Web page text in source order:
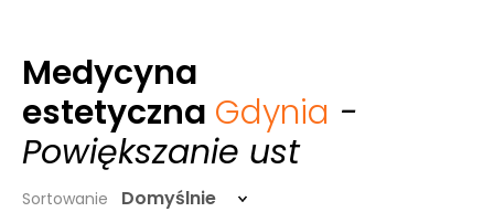
Medycyna
estetyczna Gdynia -
Powiększanie ust
Sortowanie Domyślnie